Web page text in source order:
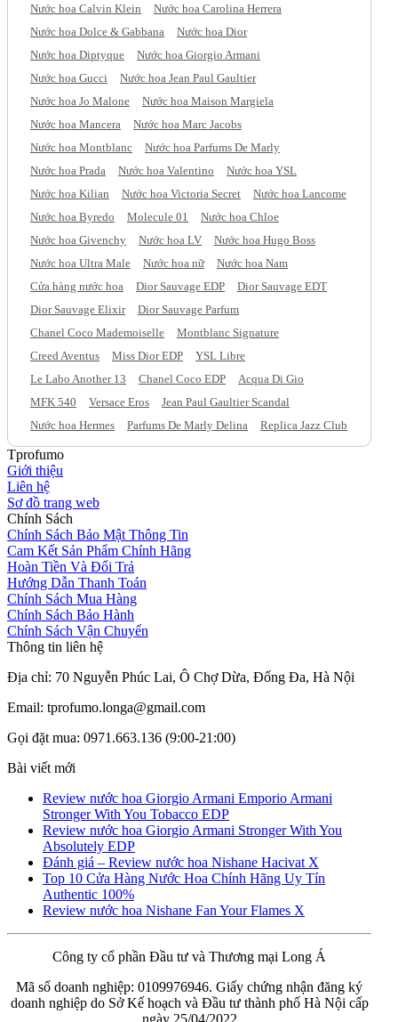
Nước hoa Calvin Klein
Nước hoa Carolina Herrera
Nước hoa Dolce & Gabbana
Nước hoa Dior
Nước hoa Diptyque
Nước hoa Giorgio Armani
Nước hoa Gucci
Nước hoa Jean Paul Gaultier
Nước hoa Jo Malone
Nước hoa Maison Margiela
Nước hoa Mancera
Nước hoa Marc Jacobs
Nước hoa Montblanc
Nước hoa Parfums De Marly
Nước hoa Prada
Nước hoa Valentino
Nước hoa YSL
Nước hoa Kilian
Nước hoa Victoria Secret
Nước hoa Lancome
Nước hoa Byredo
Molecule 01
Nước hoa Chloe
Nước hoa Givenchy
Nước hoa LV
Nước hoa Hugo Boss
Nước hoa Ultra Male
Nước hoa nữ
Nước hoa Nam
Cửa hàng nước hoa
Dior Sauvage EDP
Dior Sauvage EDT
Dior Sauvage Elixir
Dior Sauvage Parfum
Chanel Coco Mademoiselle
Montblanc Signature
Creed Aventus
Miss Dior EDP
YSL Libre
Le Labo Another 13
Chanel Coco EDP
Acqua Di Gio
MFK 540
Versace Eros
Jean Paul Gaultier Scandal
Nước hoa Hermes
Parfums De Marly Delina Replica Jazz Club
Tprofumo
Giới thiệu
Liên hệ
Sơ đồ trang web
Chính Sách
Chính Sách Bảo Mật Thông Tin
Cam Kết Sản Phẩm Chính Hãng
Hoàn Tiền Và Đổi Trả
Hướng Dẫn Thanh Toán
Chính Sách Mua Hàng
Chính Sách Bảo Hành
Chính Sách Vận Chuyển
Thông tin liên hệ
Địa chỉ: 70 Nguyễn Phúc Lai, Ô Chợ Dừa, Đống Đa, Hà Nội
Email: tprofumo.longa@gmail.com
Gọi đặt mua: 0971.663.136 (9:00-21:00)
Bài viết mới
Review nước hoa Giorgio Armani Emporio Armani
Stronger With You Tobacco EDP
Review nước hoa Giorgio Armani Stronger With You
Absolutely EDP
Đánh giá – Review nước hoa Nishane Hacivat X
Top 10 Cửa Hàng Nước Hoa Chính Hãng Uy Tín
Authentic 100%
Review nước hoa Nishane Fan Your Flames X
Công ty cổ phần Đầu tư và Thương mại Long Á
Mã số doanh nghiệp: 0109976946. Giấy chứng nhận đăng ký
doanh nghiệp do Sở Kế hoạch và Đầu tư thành phố Hà Nội cấp
ngày 25/04/2022